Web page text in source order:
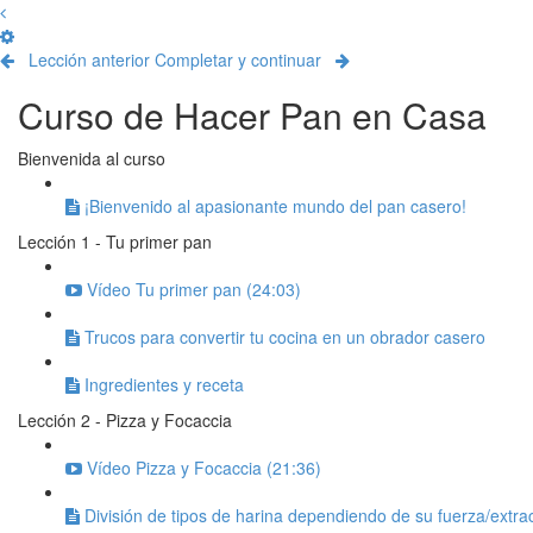
Lección anterior Completar y continuar
Curso de Hacer Pan en Casa
Bienvenida al curso
¡Bienvenido al apasionante mundo del pan casero!
Lección 1 - Tu primer pan
Vídeo Tu primer pan (24:03)
Trucos para convertir tu cocina en un obrador casero
Ingredientes y receta
Lección 2 - Pizza y Focaccia
Vídeo Pizza y Focaccia (21:36)
División de tipos de harina dependiendo de su fuerza/